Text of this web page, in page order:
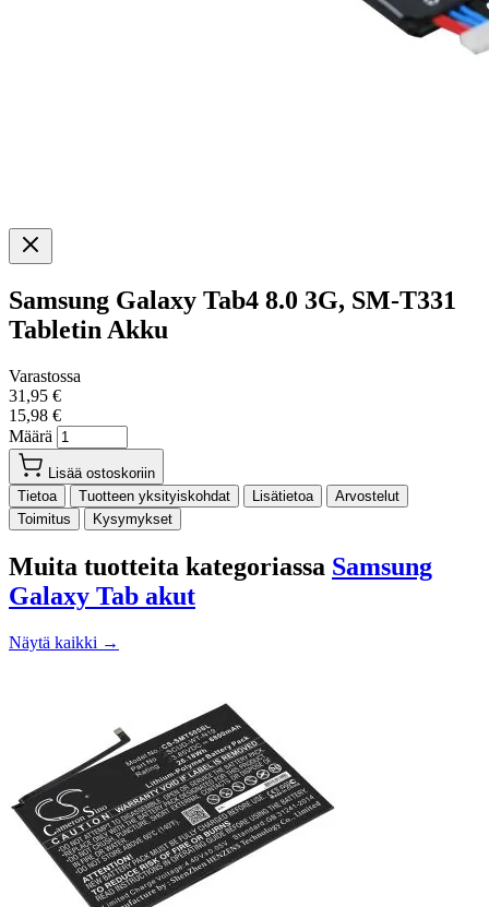
Samsung Galaxy Tab4 8.0 3G, SM-T331
Tabletin Akku
Varastossa
31,95 €
15,98 €
Määrä
Lisää ostoskoriin
Tietoa
Tuotteen yksityiskohdat Lisätietoa
Arvostelut
Toimitus
Kysymykset
Muita tuotteita kategoriassa Samsung
Galaxy Tab akut
Näytä kaikki →